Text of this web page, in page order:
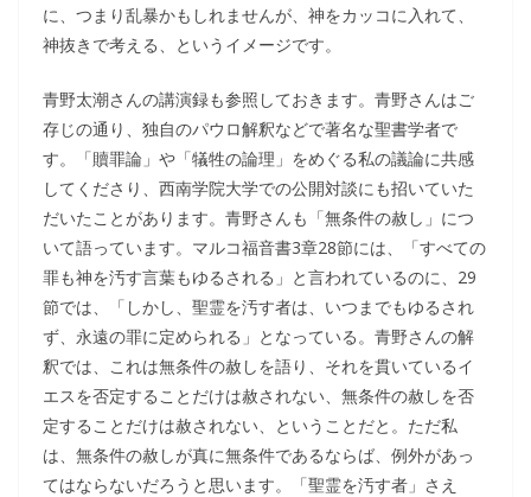
に、つまり乱暴かもしれませんが、神をカッコに入れて、
神抜きで考える、というイメージです。
青野太潮さんの講演録も参照しておきます。青野さんはご
存じの通り、独自のパウロ解釈などで著名な聖書学者で
す。「贖罪論」や「犠牲の論理」をめぐる私の議論に共感
してくださり、西南学院大学での公開対談にも招いていた
だいたことがあります。青野さんも「無条件の赦し」につ
いて語っています。マルコ福音書3章28節には、「すべての
罪も神を汚す言葉もゆるされる」と言われているのに、29
節では、「しかし、聖霊を汚す者は、いつまでもゆるされ
ず、永遠の罪に定められる」となっている。青野さんの解
釈では、これは無条件の赦しを語り、それを貫いているイ
エスを否定することだけは赦されない、無条件の赦しを否
定することだけは赦されない、ということだと。ただ私
は、無条件の赦しが真に無条件であるならば、例外があっ
てはならないだろうと思います。「聖霊を汚す者」さえ